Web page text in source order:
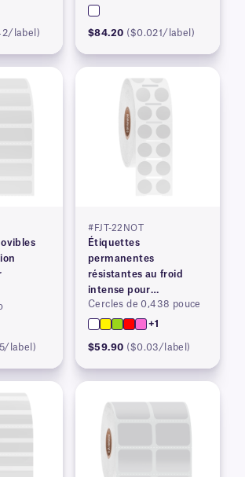
label)
thermique
$84.20 ($0.021/label)
label)
#FJT-22NOT
Étiquettes
permanentes
résistantes au froid
intense pour
imprimantes à transfert
thermique
Cercles de 0,438 pouce
+1
$59.90 ($0.03/label)